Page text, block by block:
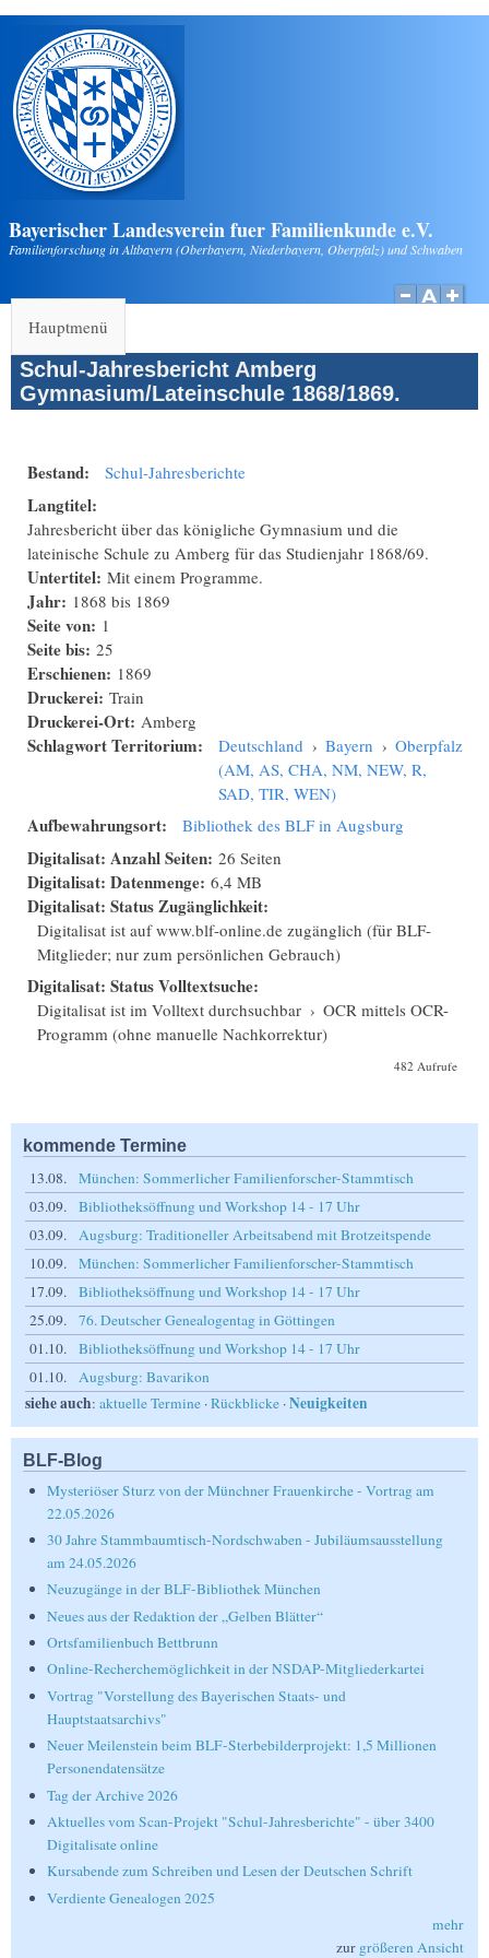
Direkt zum Inhalt
Bayerischer Landesverein fuer Familienkunde e.V.
Familienforschung in Altbayern (Oberbayern, Niederbayern, Oberpfalz) und Schwaben
Hauptmenü
Schul-Jahresbericht Amberg
Gymnasium/Lateinschule 1868/1869.
Bestand: Schul-Jahresberichte
Langtitel:
Jahresbericht über das königliche Gymnasium und die
lateinische Schule zu Amberg für das Studienjahr 1868/69.
Untertitel: Mit einem Programme.
Jahr: 1868 bis 1869
Seite von: 1
Seite bis: 25
Erschienen: 1869
Druckerei: Train
Druckerei-Ort: Amberg
Schlagwort Territorium: Deutschland › Bayern › Oberpfalz
(AM, AS, CHA, NM, NEW, R,
SAD, TIR, WEN)
Aufbewahrungsort: Bibliothek des BLF in Augsburg
Digitalisat: Anzahl Seiten: 26 Seiten
Digitalisat: Datenmenge: 6,4 MB
Digitalisat: Status Zugänglichkeit:
Digitalisat ist auf www.blf-online.de zugänglich (für BLF-
Mitglieder; nur zum persönlichen Gebrauch)
Digitalisat: Status Volltextsuche:
Digitalisat ist im Volltext durchsuchbar › OCR mittels OCR-
Programm (ohne manuelle Nachkorrektur)
482 Aufrufe
kommende Termine
13.08.
München: Sommerlicher Familienforscher-Stammtisch
03.09.
Bibliotheksöffnung und Workshop 14 - 17 Uhr
03.09.
Augsburg: Traditioneller Arbeitsabend mit Brotzeitspende
10.09.
München: Sommerlicher Familienforscher-Stammtisch
17.09.
Bibliotheksöffnung und Workshop 14 - 17 Uhr
25.09.
76. Deutscher Genealogentag in Göttingen
01.10.
Bibliotheksöffnung und Workshop 14 - 17 Uhr
01.10.
Augsburg: Bavarikon
siehe auch: aktuelle Termine ·Rückblicke ·Neuigkeiten
BLF-Blog
Mysteriöser Sturz von der Münchner Frauenkirche - Vortrag am
22.05.2026
30 Jahre Stammbaumtisch-Nordschwaben - Jubiläumsausstellung
am 24.05.2026
Neuzugänge in der BLF-Bibliothek München
Neues aus der Redaktion der „Gelben Blätter“
Ortsfamilienbuch Bettbrunn
Online-Recherchemöglichkeit in der NSDAP-Mitgliederkartei
Vortrag "Vorstellung des Bayerischen Staats- und
Hauptstaatsarchivs"
Neuer Meilenstein beim BLF-Sterbebilderprojekt: 1,5 Millionen
Personendatensätze
Tag der Archive 2026
Aktuelles vom Scan-Projekt "Schul-Jahresberichte" - über 3400
Digitalisate online
Kursabende zum Schreiben und Lesen der Deutschen Schrift
Verdiente Genealogen 2025
mehr
zur größeren Ansicht